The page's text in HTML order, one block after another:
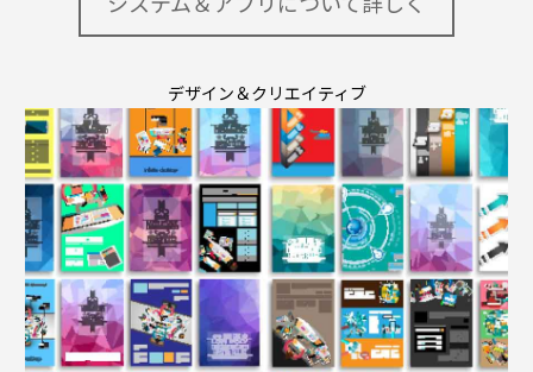
デザイン＆クリエイティブ